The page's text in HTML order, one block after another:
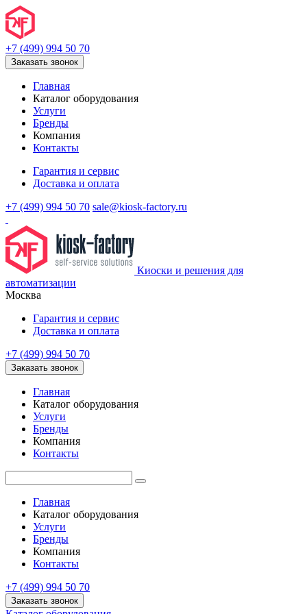
+7 (499) 994 50 70
Заказать звонок
Главная
Каталог оборудования
Услуги
Бренды
Компания
Контакты
Гарантия и сервис
Доставка и оплата
+7 (499) 994 50 70 sale@kiosk-factory.ru
Киоски и решения для
автоматизации
Москва
Гарантия и сервис
Доставка и оплата
+7 (499) 994 50 70
Заказать звонок
Главная
Каталог оборудования
Услуги
Бренды
Компания
Контакты
Главная
Каталог оборудования
Услуги
Бренды
Компания
Контакты
+7 (499) 994 50 70
Заказать звонок